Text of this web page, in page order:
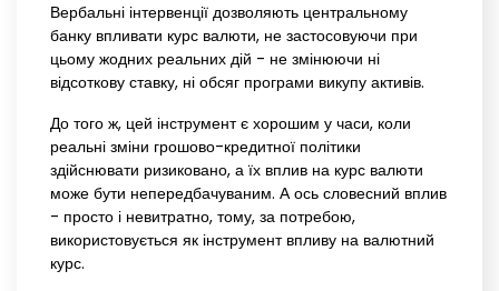
Вербальні інтервенції дозволяють центральному
банку впливати курс валюти, не застосовуючи при
цьому жодних реальних дій - не змінюючи ні
відсоткову ставку, ні обсяг програми викупу активів.
До того ж, цей інструмент є хорошим у часи, коли
реальні зміни грошово-кредитної політики
здійснювати ризиковано, а їх вплив на курс валюти
може бути непередбачуваним. А ось словесний вплив
- просто і невитратно, тому, за потребою,
використовується як інструмент впливу на валютний
курс.